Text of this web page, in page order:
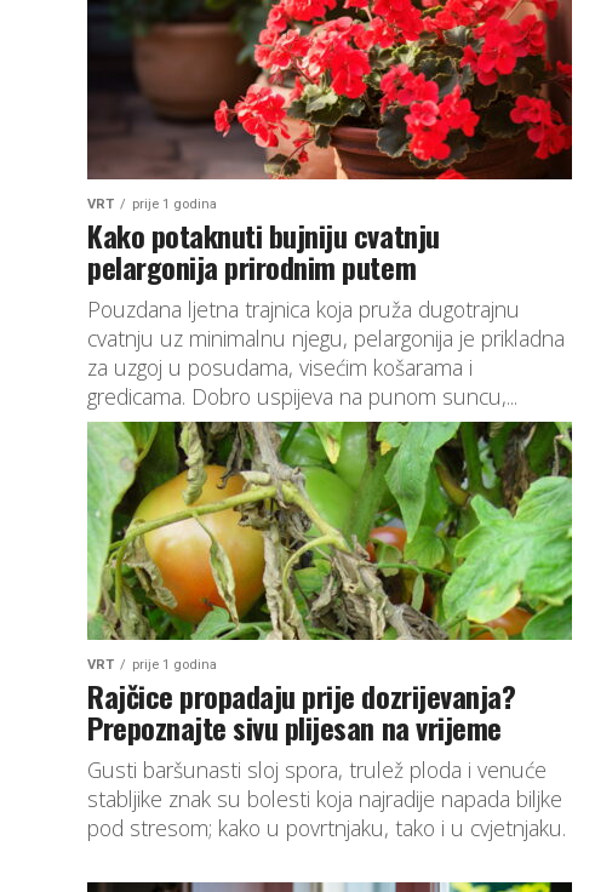
VRT prije 1 godina
Kako potaknuti bujniju cvatnju
pelargonija prirodnim putem
Pouzdana ljetna trajnica koja pruža dugotrajnu
cvatnju uz minimalnu njegu, pelargonija je prikladna
za uzgoj u posudama, visećim košarama i
gredicama. Dobro uspijeva na punom suncu,...
VRT prije 1 godina
Rajčice propadaju prije dozrijevanja?
Prepoznajte sivu plijesan na vrijeme
Gusti baršunasti sloj spora, trulež ploda i venuće
stabljike znak su bolesti koja najradije napada biljke
pod stresom; kako u povrtnjaku, tako i u cvjetnjaku.